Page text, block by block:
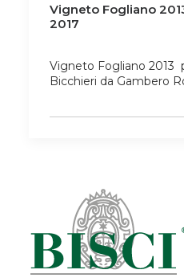
Vigneto Fogliano
2017
Vigneto Fogliano 2013
Bicchieri da Gambero